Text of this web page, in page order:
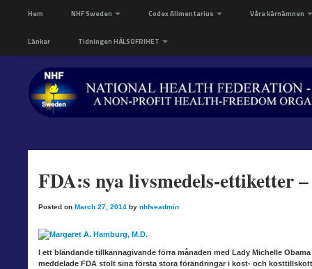
Hem NHF Sweden Codex Alimentarius Våra kärnämnen
Länkar Tidningen HÄLSOFRIHET
FDA:s nya livsmedels-ettiketter
Posted on March 27, 2014 by nhfseadmin
I ett bländande tillkännagivande förra månaden med Lady Michelle
meddelade FDA stolt sina första stora förändringar i kost- och